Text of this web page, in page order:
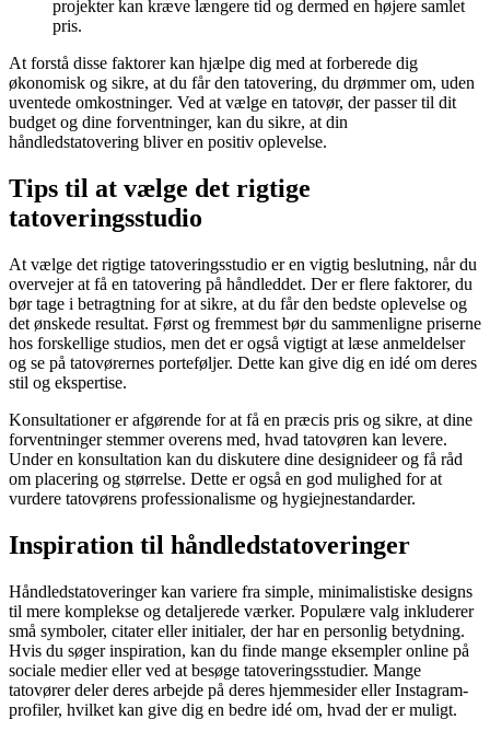
projekter kan kræve længere tid og dermed en højere samlet
pris.
At forstå disse faktorer kan hjælpe dig med at forberede dig
økonomisk og sikre, at du får den tatovering, du drømmer om, uden
uventede omkostninger. Ved at vælge en tatovør, der passer til dit
budget og dine forventninger, kan du sikre, at din
håndledstatovering bliver en positiv oplevelse.
Tips til at vælge det rigtige
tatoveringsstudio
At vælge det rigtige tatoveringsstudio er en vigtig beslutning, når du
overvejer at få en tatovering på håndleddet. Der er flere faktorer, du
bør tage i betragtning for at sikre, at du får den bedste oplevelse og
det ønskede resultat. Først og fremmest bør du sammenligne priserne
hos forskellige studios, men det er også vigtigt at læse anmeldelser
og se på tatovørernes porteføljer. Dette kan give dig en idé om deres
stil og ekspertise.
Konsultationer er afgørende for at få en præcis pris og sikre, at dine
forventninger stemmer overens med, hvad tatovøren kan levere.
Under en konsultation kan du diskutere dine designideer og få råd
om placering og størrelse. Dette er også en god mulighed for at
vurdere tatovørens professionalisme og hygiejnestandarder.
Inspiration til håndledstatoveringer
Håndledstatoveringer kan variere fra simple, minimalistiske designs
til mere komplekse og detaljerede værker. Populære valg inkluderer
små symboler, citater eller initialer, der har en personlig betydning.
Hvis du søger inspiration, kan du finde mange eksempler online på
sociale medier eller ved at besøge tatoveringsstudier. Mange
tatovører deler deres arbejde på deres hjemmesider eller Instagram-
profiler, hvilket kan give dig en bedre idé om, hvad der er muligt.